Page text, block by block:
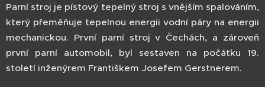
Parní stroj je pístový tepelný stroj s vnějším spalováním,
který přeměňuje tepelnou energii vodní páry na energii
mechanickou. První parní stroj v Čechách, a zároveň
první parní automobil, byl sestaven na počátku 19.
století inženýrem Františkem Josefem Gerstnerem.